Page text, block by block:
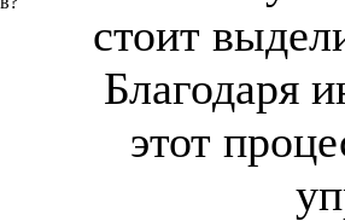
стоит
Благодаря
этот